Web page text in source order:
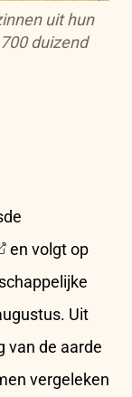
uit hun
duizend
en volgt op
Uit
van de aarde
vergeleken